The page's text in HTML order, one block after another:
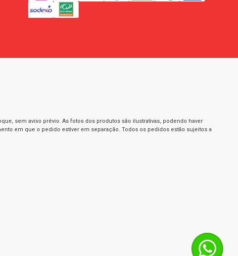
sem aviso prévio. As fotos dos produtos são ilustrativas, podendo haver
em que o pedido estiver em separação. Todos os pedidos estão sujeitos a